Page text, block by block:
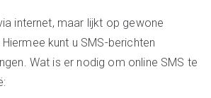
internet, maar lijkt op gewone
kunt u SMS-berichten
Wat is er nodig om online SMS te